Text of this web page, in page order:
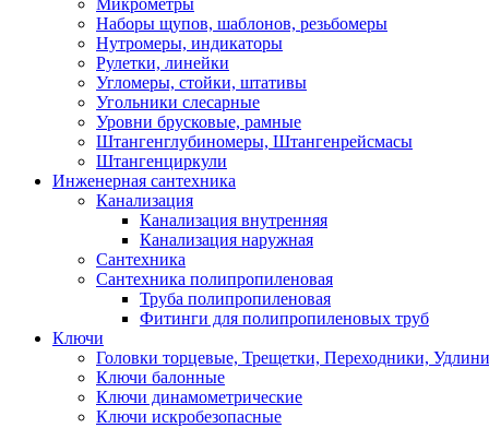
Микрометры
Наборы щупов, шаблонов, резьбомеры
Нутромеры, индикаторы
Рулетки, линейки
Угломеры, стойки, штативы
Угольники слесарные
Уровни брусковые, рамные
Штангенглубиномеры, Штангенрейсмасы
Штангенциркули
Инженерная сантехника
Канализация
Канализация внутренняя
Канализация наружная
Сантехника
Сантехника полипропиленовая
Труба полипропиленовая
Фитинги для полипропиленовых труб
Ключи
Головки торцевые, Трещетки, Переходники,
Ключи балонные
Ключи динамометрические
Ключи искробезопасные